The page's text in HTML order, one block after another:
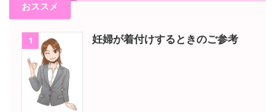
おススメ
1 妊婦が着付けするときのご参考